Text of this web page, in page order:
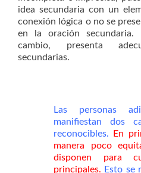
idea secundaria con un
conexión lógica o no se
en la oración secundaria.
cambio, presenta
secundarias.
Las personas
manifiestan dos
reconocibles.
En
manera poco
disponen para
principales. Esto se